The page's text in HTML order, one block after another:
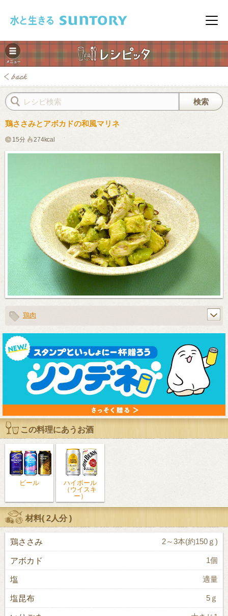
メニ
レシピ
鶏ささみとアボカドの和風マリネ
15分 274kcal
鶏肉
この料理にあうお酒
ビール
ハイボール
（ウイスキ
ー）
材料(2人分)
鶏ささみ 2～3本(約150ｇ)
アボカド 1個
塩 適量
塩昆布 5ｇ